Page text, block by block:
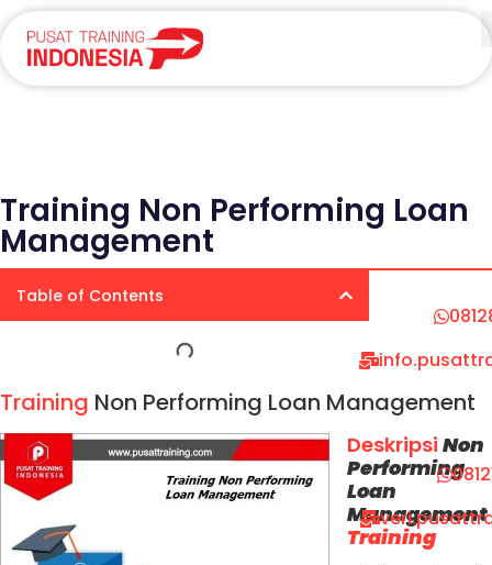
Training Non Performing Loan
Management
Table of Contents
Training Non Performing Loan Management
Deskripsi Non
Performing
Loan
Management
Training